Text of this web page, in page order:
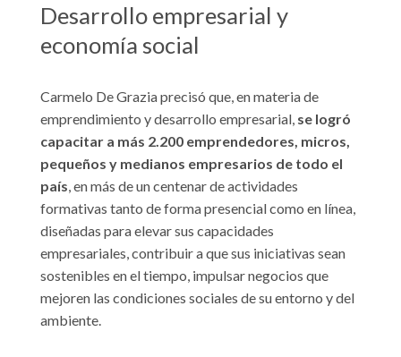
Desarrollo empresarial y
economía social
Carmelo De Grazia precisó que, en materia de
emprendimiento y desarrollo empresarial, se logró
capacitar a más 2.200 emprendedores, micros,
pequeños y medianos empresarios de todo el
país , en más de un centenar de actividades
formativas tanto de forma presencial como en línea,
diseñadas para elevar sus capacidades
empresariales, contribuir a que sus iniciativas sean
sostenibles en el tiempo, impulsar negocios que
mejoren las condiciones sociales de su entorno y del
ambiente.